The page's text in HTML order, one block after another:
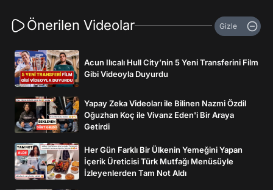
Önerilen Videolar Gizle
Acun Ilıcalı Hull City’nin 5 Yeni Transferini Film
Gibi Videoyla Duyurdu
Yapay Zeka Videoları ile Bilinen Nazmi Özdil
Oğuzhan Koç ile Vivanz Eden'i Bir Araya
Getirdi
Her Gün Farklı Bir Ülkenin Yemeğini Yapan
İçerik Üreticisi Türk Mutfağı Menüsüyle
İzleyenlerden Tam Not Aldı